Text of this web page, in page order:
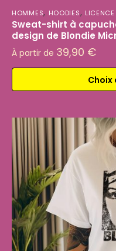
HOMMES, HOODIES,
Sweat-shirt à
design de Blondie
À partir de 39,90 €
Choix